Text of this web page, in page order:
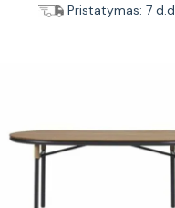
Pristatymas: 7 d.d.